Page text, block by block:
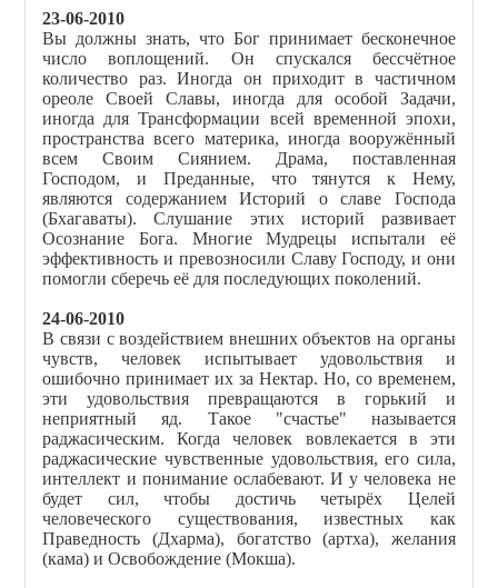
23-06-2010
Вы должны знать, что Бог принимает бесконечное
число воплощений. Он спускался бессчётное
количество раз. Иногда он приходит в частичном
ореоле Своей Славы, иногда для особой Задачи,
иногда для Трансформации всей временной эпохи,
пространства всего материка, иногда вооружённый
всем Cвоим Сиянием. Драма, поставленная
Господом, и Преданные, что тянутся к Нему,
являются содержанием Историй о славе Господа
(Бхагаваты). Слушание этих историй развивает
Осознание Бога. Многие Мудрецы испытали её
эффективность и превозносили Славу Господу, и они
помогли сберечь её для последующих поколений.
24-06-2010
В связи с воздействием внешних объектов на органы
чувств, человек испытывает удовольствия и
ошибочно принимает их за Нектар. Но, со временем,
эти удовольствия превращаются в горький и
неприятный яд. Такое "счастье" называется
раджасическим. Когда человек вовлекается в эти
раджасические чувственные удовольствия, его сила,
интеллект и понимание ослабевают. И у человека не
будет сил, чтобы достичь четырёх Целей
человеческого существования, известных как
Праведность (Дхарма), богатство (артха), желания
(кама) и Освобождение (Мокша).